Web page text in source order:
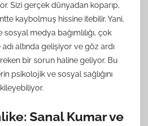
Sizi gerçek dünyadan koparıp,
kaybolmuş hissine itebilir. Yani,
medya bağımlılığı, çok
altında gelişiyor ve göz ardı
bir sorun haline geliyor. Bu
psikolojik ve sosyal sağlığını
Sanal Kumar ve